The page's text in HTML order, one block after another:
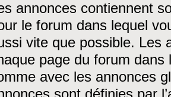
annonces contiennent
le forum dans lequel
vite que possible. Les
page du forum dans
avec les annonces